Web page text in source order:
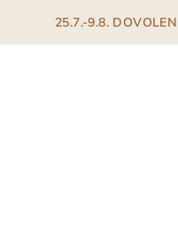
25.7.-9.8.